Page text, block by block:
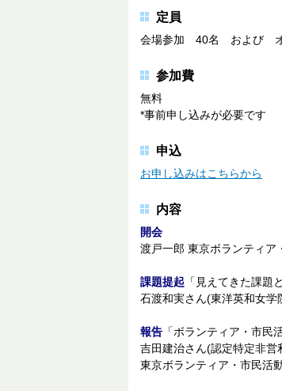
定員
会場参加 40名 および
参加費
無料
*事前申し込みが必要です
申込
お申し込みはこちらから
内容
開会
渡戸一郎 東京ボランティア
課題提起 「見えてきた課題
石渡和実さん(東洋英和女学
報告 「ボランティア・市民
吉田建治さん(認定特定非営
東京ボランティア・市民活